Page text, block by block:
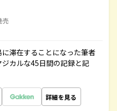
売
滞在することになった筆者
カルな45日間の記録と記
詳細を見る